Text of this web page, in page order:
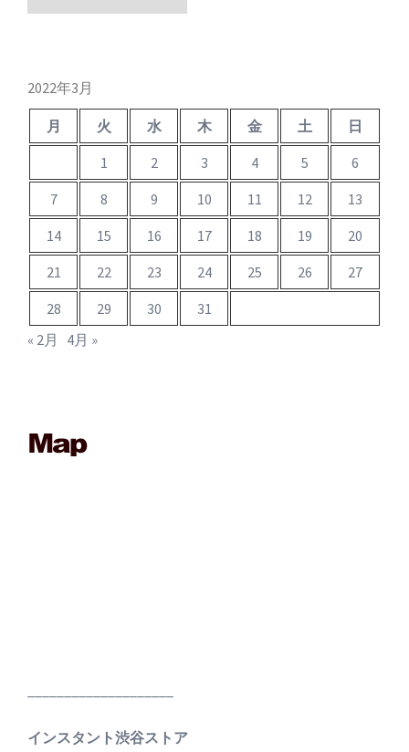
2022年3月
月 火 水 木 金 土
日
1
2 3 4 5
6
7
8 9 10 11 12
13
14
15 16 17 18 19
20
21
22 23 24 25 26
27
28
29 30
31
« 2月
4月 »
インスタント渋谷ストア